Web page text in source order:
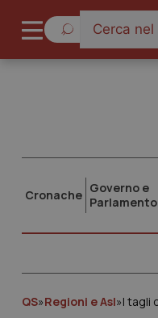
Cronache Governo e
Parlamento
QS»Regioni e Asl»